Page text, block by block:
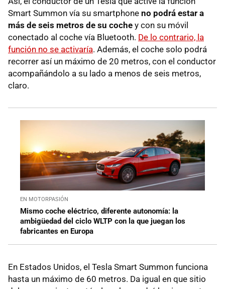
Smart Summon vía su smartphone no podrá estar a
más de seis metros de su coche y con su móvil
conectado al coche vía Bluetooth. De lo contrario, la
función no se activaría. Además, el coche solo podrá
recorrer así un máximo de 20 metros, con el conductor
acompañándolo a su lado a menos de seis metros,
claro.
EN MOTORPASIÓN
Mismo coche eléctrico, diferente autonomía: la
ambigüedad del ciclo WLTP con la que juegan los
fabricantes en Europa
En Estados Unidos, el Tesla Smart Summon funciona
hasta un máximo de 60 metros. Da igual en que sitio